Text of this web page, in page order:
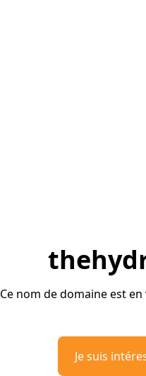
Ce nom de domaine est
Je suis